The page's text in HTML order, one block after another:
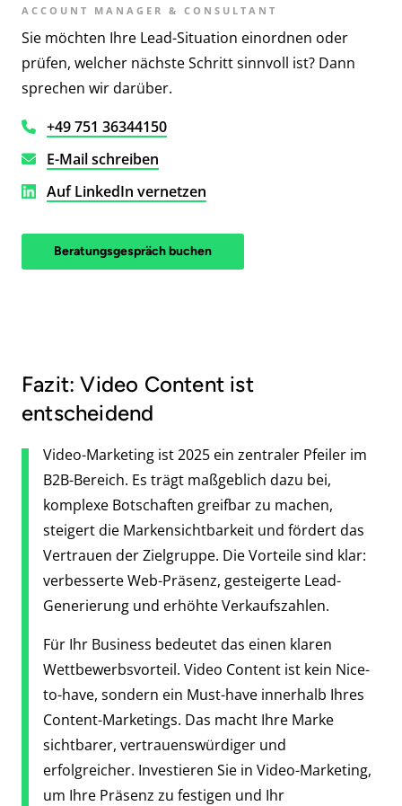
ACCOUNT MANAGER & CONSULTANT
Sie möchten Ihre Lead-Situation einordnen oder
prüfen, welcher nächste Schritt sinnvoll ist? Dann
sprechen wir darüber.
+49 751 36344150
E-Mail schreiben
Auf LinkedIn vernetzen
Beratungsgespräch buchen
Fazit: Video Content ist
entscheidend
Video-Marketing ist 2025 ein zentraler Pfeiler im
B2B-Bereich. Es trägt maßgeblich dazu bei,
komplexe Botschaften greifbar zu machen,
steigert die Markensichtbarkeit und fördert das
Vertrauen der Zielgruppe. Die Vorteile sind klar:
verbesserte Web-Präsenz, gesteigerte Lead-
Generierung und erhöhte Verkaufszahlen.
Für Ihr Business bedeutet das einen klaren
Wettbewerbsvorteil. Video Content ist kein Nice-
to-have, sondern ein Must-have innerhalb Ihres
Content-Marketings. Das macht Ihre Marke
sichtbarer, vertrauenswürdiger und
erfolgreicher. Investieren Sie in Video-Marketing,
um Ihre Präsenz zu festigen und Ihr